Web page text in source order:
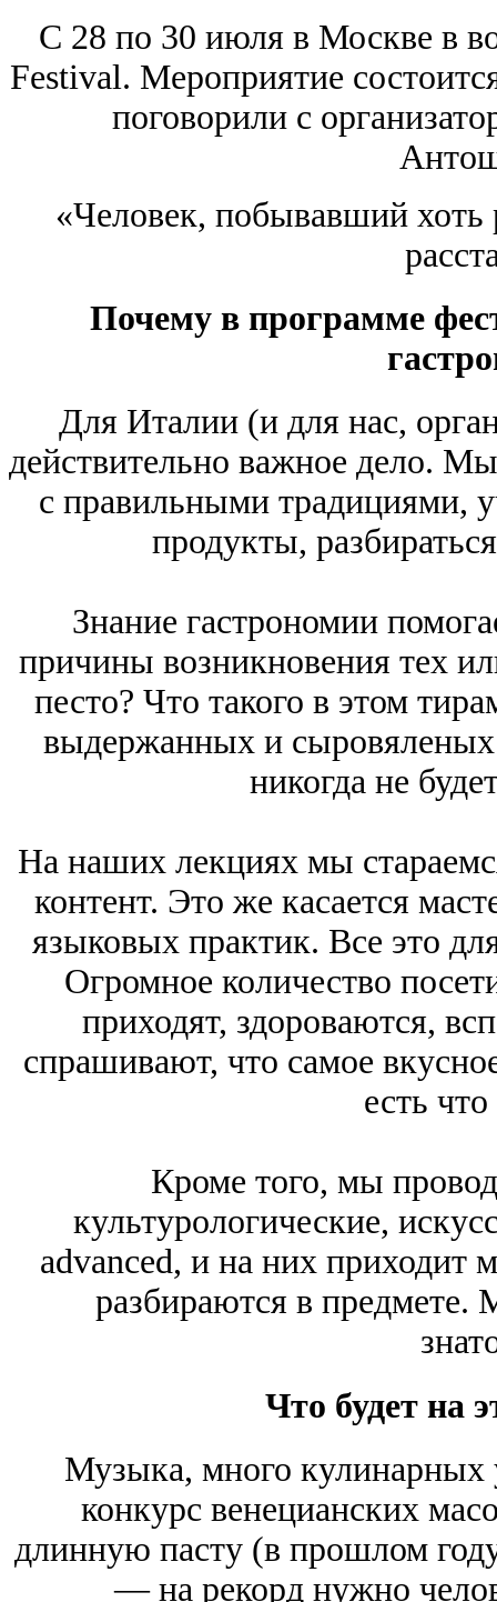
С 28 по 30 июля в Москве в
Festival. Мероприятие
поговорили с
«Человек, побывавший хоть
Почему в программе
Для Италии (и для нас,
действительно важное дело.
с правильными традициями,
продукты,
Знание гастрономии
причины возникновения тех
песто? Что такого в этом
выдержанных и
никогда не
На наших лекциях мы
контент. Это же касается
языковых практик. Все это
Огромное количество
приходят, здороваются,
спрашивают, что самое
есть
Кроме того, мы
культурологические,
advanced, и на них приходит
разбираются в
Что будет на
Музыка, много кулинарных
конкурс венецианских
длинную пасту (в прошлом
— на рекорд нужно